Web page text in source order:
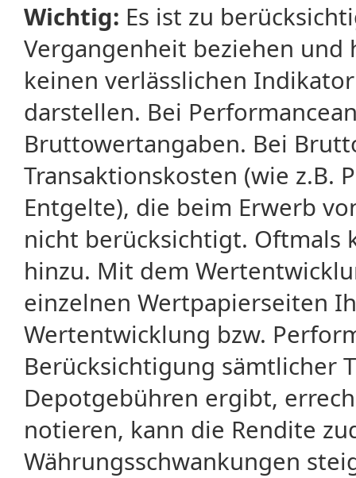
Wichtig: Es ist zu
Vergangenheit beziehen
keinen verlässlichen
darstellen. Bei
Bruttowertangaben. Bei
Transaktionskosten (wie z.B.
Entgelte), die beim Erwerb
nicht berücksichtigt. Oftmals
hinzu. Mit dem
einzelnen Wertpapierseiten
Wertentwicklung bzw.
Berücksichtigung sämtlicher
Depotgebühren ergibt,
notieren, kann die Rendite
Währungsschwankungen